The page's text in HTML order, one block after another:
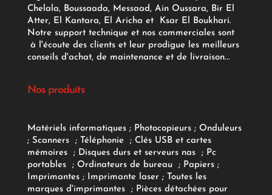
Chelala, Boussaada, Messaad, Ain Oussara, Bir El
Atter, El Kantara, El Aricha et Ksar El Boukhari.
Notre support technique et nos commerciales sont
à l'écoute des clients et leur prodigue les meilleurs
conseils d'achat, de maintenance et de livraison...
Nos produits
Matériels informatiques; Photocopieurs; Onduleurs
; Scanners ; Téléphonie ; Clés USB et cartes
mémoires
; Disques durs et serveurs nas ; Pc
portables
; Ordinateurs de bureau ; Papiers;
Imprimantes;Imprimante laser; Toutes les
marques d'imprimantes
; Pièces détachées pour